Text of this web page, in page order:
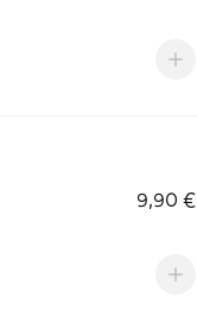
9,90 €